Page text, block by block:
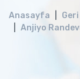
Anasayfa
Anjiyo